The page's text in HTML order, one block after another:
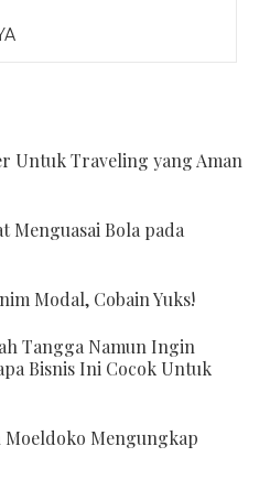
Untuk Traveling yang Aman
Menguasai Bola pada
Modal, Cobain Yuks!
Tangga Namun Ingin
Bisnis Ini Cocok Untuk
Moeldoko Mengungkap